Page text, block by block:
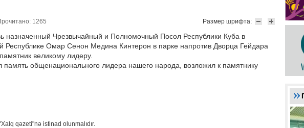
Размер шрифта:
1265
назначенный Чрезвычайный и Полномочный Посол Республики Куба в
Республике Омар Сенон Медина Кинтерон в парке напротив Дворца Гейдара
великому лидеру.
память общенационального лидера нашего народа, возложил к памятнику
qəzeti"nə istinad olunmalıdır.